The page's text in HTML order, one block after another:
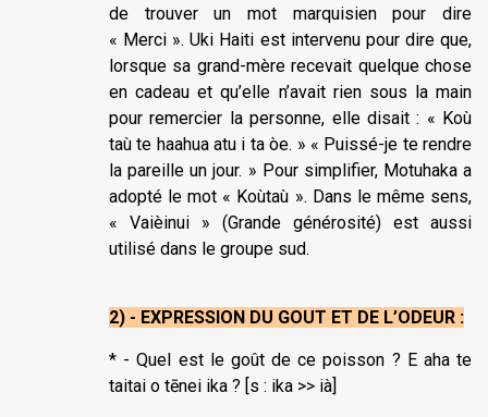
de trouver un mot marquisien pour dire
« Merci ». Uki Haiti est intervenu pour dire que,
lorsque sa grand-mère recevait quelque chose
en cadeau et qu’elle n’avait rien sous la main
pour remercier la personne, elle disait : « Koù
taù te haahua atu i ta òe. » « Puissé-je te rendre
la pareille un jour. » Pour simplifier, Motuhaka a
adopté le mot « Koùtaù ». Dans le même sens,
« Vaièinui » (Grande générosité) est aussi
utilisé dans le groupe sud.
2) - EXPRESSION DU GOUT ET DE L’ODEUR :
* - Quel est le goût de ce poisson ? E aha te
taitai o tēnei ika ? [s : ika >> ià]